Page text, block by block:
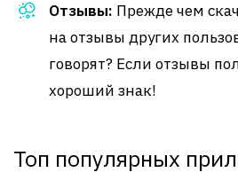
Отзывы: Прежде чем
на отзывы других
говорят? Если отзывы
хороший знак!
Топ популярных